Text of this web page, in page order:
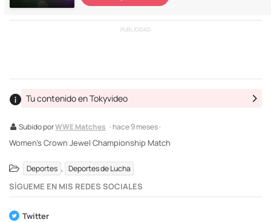
PUBLICIDAD
Subido porWWE Matches · hace 9 meses ·
Tu contenido en Tokyvideo
Women's Crown Jewel Championship Match
Deportes , Deportes de Lucha
SÍGUEME EN MIS REDES SOCIALES
Twitter